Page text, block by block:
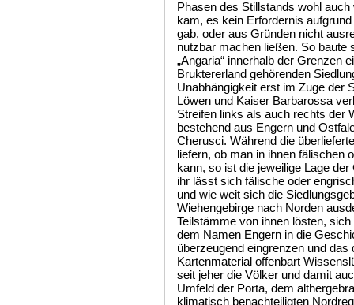
Phasen des Stillstands wohl
kam, es kein Erfordernis
gab, oder aus Gründen nicht
nutzbar machen ließen. So
„Angaria“ innerhalb der Grenzen
Bruktererland gehörenden
Unabhängigkeit erst im Zuge der
Löwen und Kaiser Barbarossa
Streifen links als auch rechts der
bestehend aus Engern und
Cherusci. Während die
liefern, ob man in ihnen fälischen
kann, so ist die jeweilige Lage
ihr lässt sich fälische oder
und wie weit sich die
Wiehengebirge nach Norden
Teilstämme von ihnen lösten,
dem Namen Engern in die
überzeugend eingrenzen und
Kartenmaterial offenbart
seit jeher die Völker und damit
Umfeld der Porta, dem
klimatisch benachteiligten